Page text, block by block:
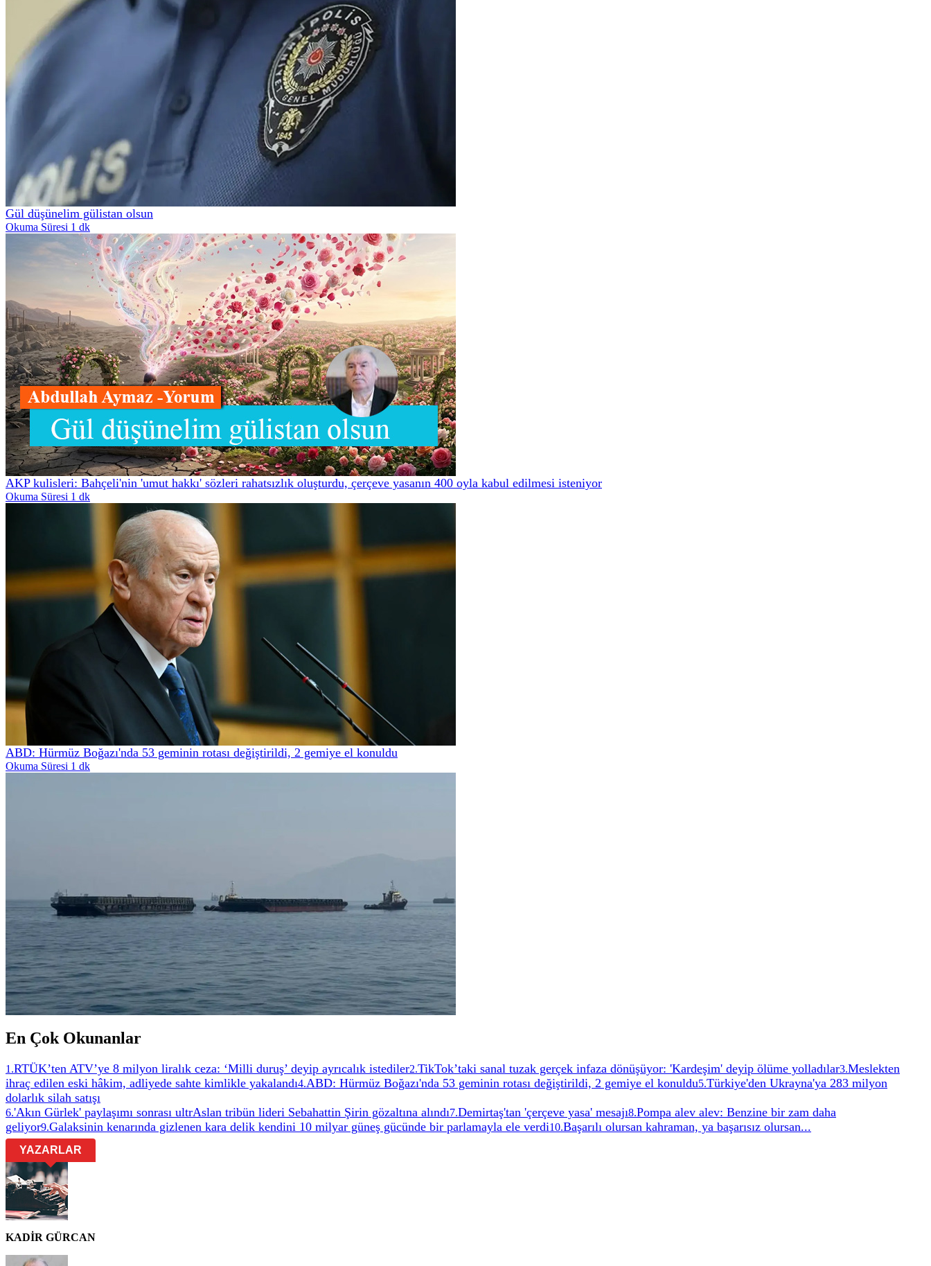
Gül düşünelim gülistan olsun
Okuma Süresi 1 dk
AKP kulisleri: Bahçeli'nin 'umut hakkı' sözleri rahatsızlık oluşturdu, çerçeve yasanın 400 oyla kabul edilmesi isteniyor
Okuma Süresi 1 dk
ABD: Hürmüz Boğazı'nda 53 geminin rotası değiştirildi, 2 gemiye el konuldu
Okuma Süresi 1 dk
En Çok Okunanlar
1 .RTÜK’ten ATV’ye 8 milyon liralık ceza: ‘Milli duruş’ deyip ayrıcalık istediler2.TikTok’taki sanal tuzak gerçek infaza dönüşüyor: 'Kardeşim' deyip ölüme yolladılar3.Meslekten
ihraç edilen eski hâkim, adliyede sahte kimlikle yakalandı4.ABD: Hürmüz Boğazı'nda 53 geminin rotası değiştirildi, 2 gemiye el konuldu5.Türkiye'den Ukrayna'ya 283 milyon
dolarlık silah satışı
6.'Akın Gürlek' paylaşımı sonrası ultrAslan tribün lideri Sebahattin Şirin gözaltına alındı7.Demirtaş'tan 'çerçeve yasa' mesajı8.Pompa alev alev: Benzine bir zam daha
geliyor9.Galaksinin kenarında gizlenen kara delik kendini 10 milyar güneş gücünde bir parlamayla ele verdi10.Başarılı olursan kahraman, ya başarısız olursan...
YAZARLAR
KADİR GÜRCAN